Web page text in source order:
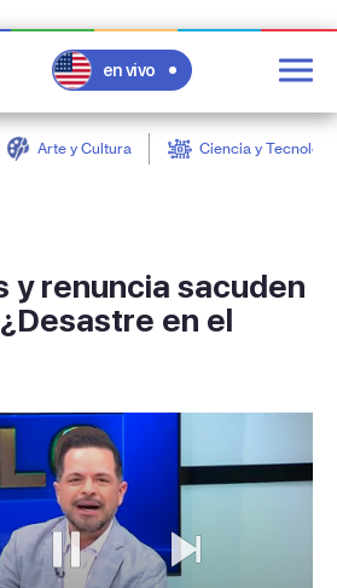
en vivo
Arte y Cultura Ciencia y
y renuncia sacuden
en el